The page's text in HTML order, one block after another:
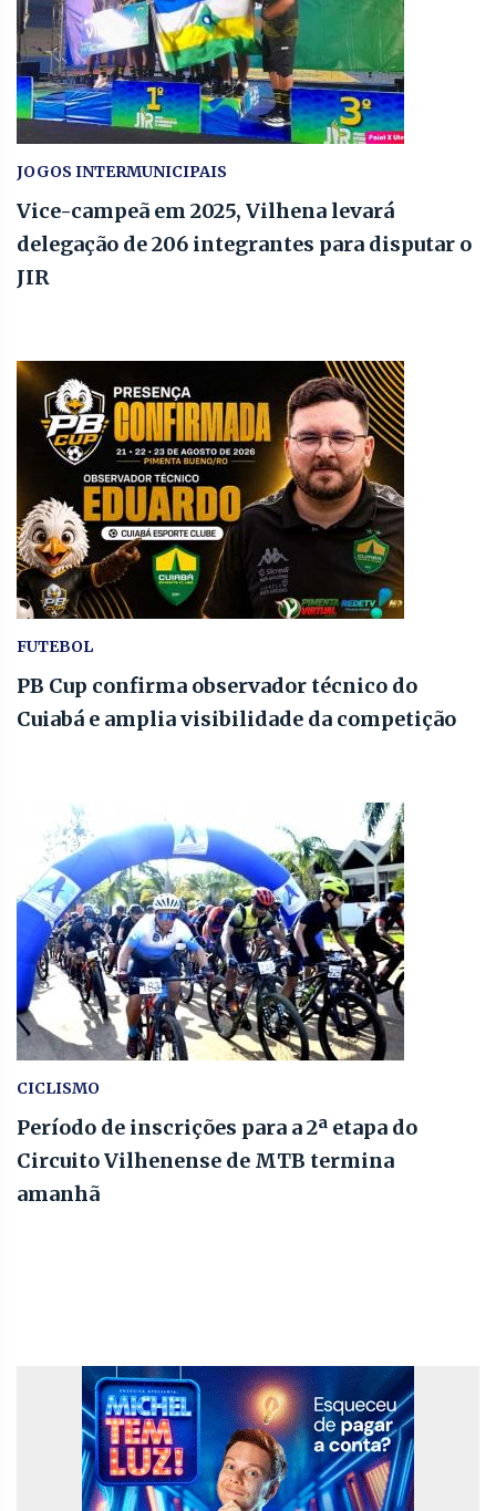
JOGOS INTERMUNICIPAIS
Vice-campeã em 2025, Vilhena levará
delegação de 206 integrantes para disputar o
JIR
FUTEBOL
PB Cup confirma observador técnico do
Cuiabá e amplia visibilidade da competição
CICLISMO
Período de inscrições para a 2ª etapa do
Circuito Vilhenense de MTB termina
amanhã